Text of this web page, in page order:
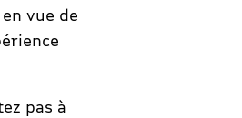
vue de
pas à